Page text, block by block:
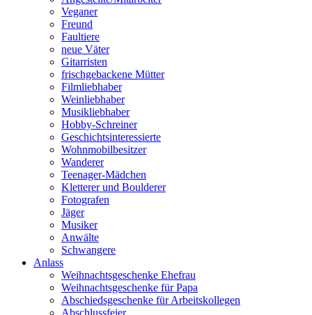
Veganer
Freund
Faultiere
neue Väter
Gitarristen
frischgebackene Mütter
Filmliebhaber
Weinliebhaber
Musikliebhaber
Hobby-Schreiner
Geschichtsinteressierte
Wohnmobilbesitzer
Wanderer
Teenager-Mädchen
Kletterer und Boulderer
Fotografen
Jäger
Musiker
Anwälte
Schwangere
Anlass
Weihnachtsgeschenke Ehefrau
Weihnachtsgeschenke für Papa
Abschiedsgeschenke für Arbeitskollegen
Abschlussfeier